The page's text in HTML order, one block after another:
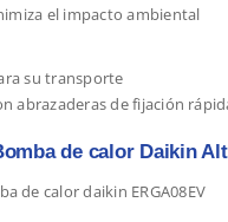
el impacto ambiental
su transporte
abrazaderas de fijación
de calor Daikin